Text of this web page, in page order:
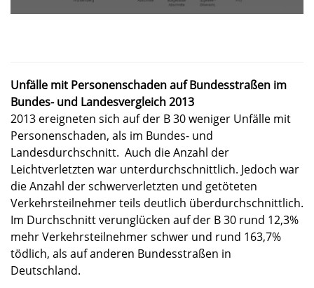
Unfälle mit Personenschaden auf Bundesstraßen im
Bundes- und Landesvergleich 2013
2013 ereigneten sich auf der B 30 weniger Unfälle mit
Personenschaden, als im Bundes- und
Landesdurchschnitt. Auch die Anzahl der
Leichtverletzten war unterdurchschnittlich. Jedoch war
die Anzahl der schwerverletzten und getöteten
Verkehrsteilnehmer teils deutlich überdurchschnittlich.
Im Durchschnitt verunglücken auf der B 30 rund 12,3%
mehr Verkehrsteilnehmer schwer und rund 163,7%
tödlich, als auf anderen Bundesstraßen in
Deutschland.